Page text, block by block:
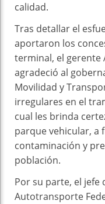
calidad.
Tras detallar el
aportaron los
terminal, el gerente
agradeció al
Movilidad y
irregulares en el
cual les brinda
parque vehicular, a
contaminación y
población.
Por su parte, el
Autotransporte